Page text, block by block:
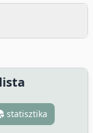
statisztika